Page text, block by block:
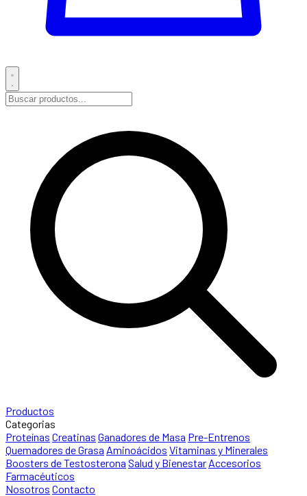
Productos
Categorias
Proteínas Creatinas Ganadores de Masa Pre-Entrenos
Quemadores de Grasa Aminoácidos Vitaminas y Minerales
Boosters de Testosterona Salud y Bienestar Accesorios
Farmacéuticos
Nosotros Contacto